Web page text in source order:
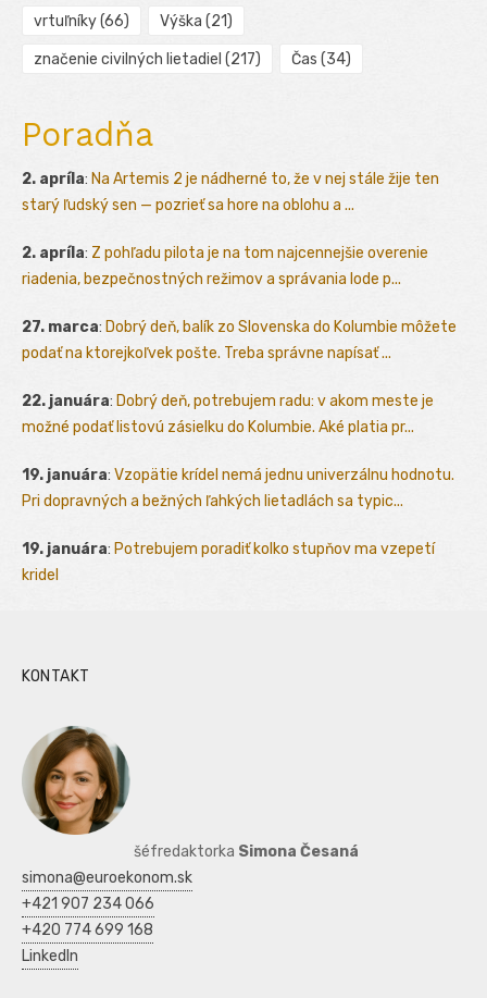
vrtuľníky(66) Výška (21)
značenie civilných lietadiel (217) Čas (34)
Poradňa
2. apríla: Na Artemis 2 je nádherné to, že v nej stále žije ten
starý ľudský sen — pozrieť sa hore na oblohu a ...
2. apríla: Z pohľadu pilota je na tom najcennejšie overenie
riadenia, bezpečnostných režimov a správania lode p...
27. marca: Dobrý deň, balík zo Slovenska do Kolumbie môžete
podať na ktorejkoľvek pošte. Treba správne napísať ...
22. januára: Dobrý deň, potrebujem radu: v akom meste je
možné podať listovú zásielku do Kolumbie. Aké platia pr...
19. januára: Vzopätie krídel nemá jednu univerzálnu hodnotu.
Pri dopravných a bežných ľahkých lietadlách sa typic...
19. januára: Potrebujem poradiť kolko stupňov ma vzepetí
kridel
KONTAKT
šéfredaktorka Simona Česaná
simona@euroekonom.sk
+421 907 234 066
+420 774 699 168
LinkedIn